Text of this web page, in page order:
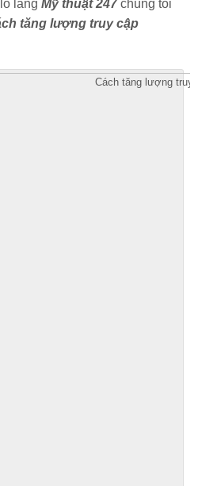
lắng Mỹ thuật 247chúng tôi
tăng lượng truy cập